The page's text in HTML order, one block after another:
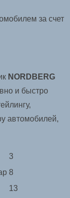
за счет
NORDBERG
и быстро
автомобилей,
3
8
13